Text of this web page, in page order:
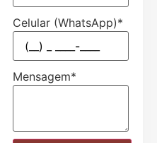
Celular (WhatsApp)*
Mensagem*